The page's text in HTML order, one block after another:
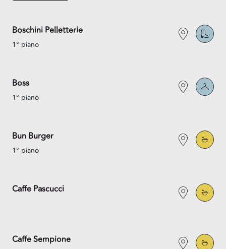
Boschini Pelletterie
1° piano
Boss
1° piano
Bun Burger
1° piano
Caffe Pascucci
Caffe Sempione